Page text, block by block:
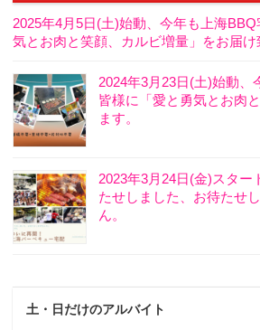
2025年4月5日(土)始動、今年も上海
気とお肉と笑顔、カルビ増量」をお届け
2024年3月23日(土)始動、
皆様に「愛と勇気とお肉
ます。
2023年3月24日(金)スター
たせしました、お待たせ
ん。
土・日だけのアルバイト